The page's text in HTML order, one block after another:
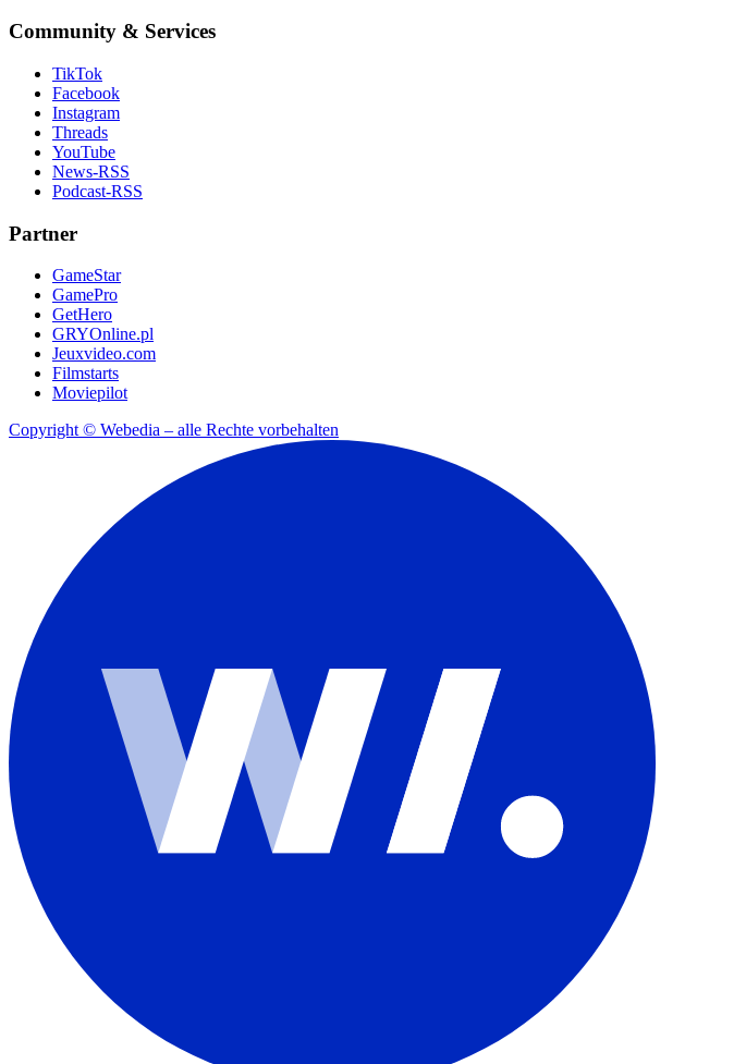
Community & Services
TikTok
Facebook
Instagram
Threads
YouTube
News-RSS
Podcast-RSS
Partner
GameStar
GamePro
GetHero
GRYOnline.pl
Jeuxvideo.com
Filmstarts
Moviepilot
Copyright © Webedia – alle Rechte vorbehalten